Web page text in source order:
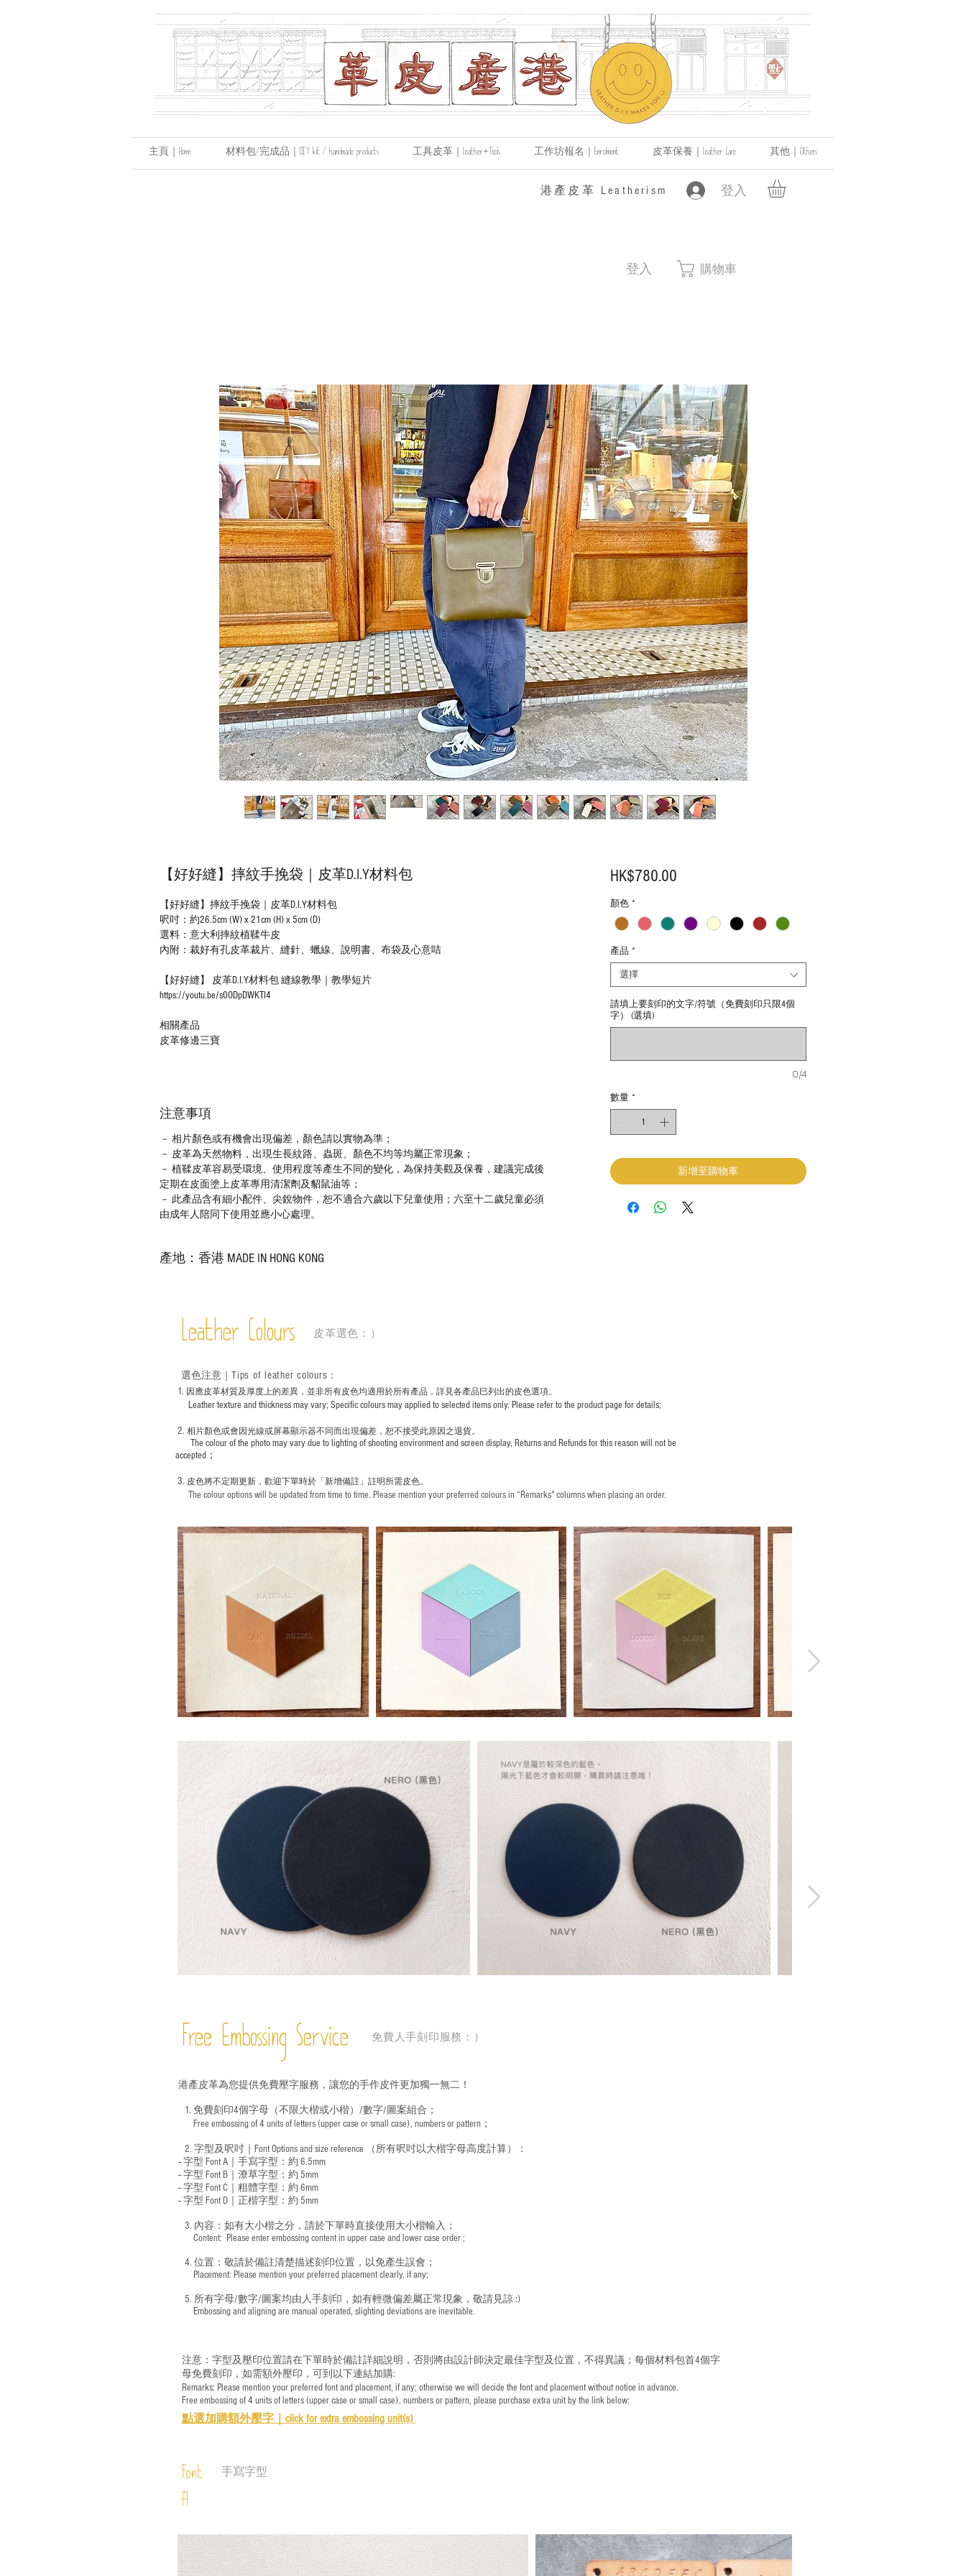
主頁｜Home 材料包/完成品｜DIY kit / handmade products 工具皮革｜Leather+Tools 工作坊報名｜Enrolment 皮革保養｜Leather Care 其他｜Others
登入
​港產皮革 Leatherism
登入 購物車
【好好縫】摔紋手挽袋｜皮革D.I.Y材料包
【好好縫】摔紋手挽袋｜皮革D.I.Y材料包
呎吋：約26.5cm (W) x 21cm (H) x 5cm (D)
選料：意大利摔紋植鞣牛皮
內附：裁好有孔皮革裁片、縫針、蠟線、說明書、布袋及心意咭
【好好縫】 皮革D.I.Y材料包 縫線教學｜教學短片
https://youtu.be/s0ODpDWKTI4
相關產品
皮革修邊三寶
注意事項
－ 相片顏色或有機會出現偏差，顏色請以實物為準；
－ 皮革為天然物料，出現生長紋路、蟲斑、顏色不均等均屬正常現象；
－ 植鞣皮革容易受環境、使用程度等產生不同的變化，為保持美觀及保養，建議完成後
定期在皮面塗上皮革專用清潔劑及貂鼠油等；
－ 此產品含有細小配件、尖銳物件，恕不適合六歲以下兒童使用；六至十二歲兒童必須
由成年人陪同下使用並應小心處理。
產地：香港 MADE IN HONG KONG
HK$780.00價
顏色 *
產品 *
選擇
請填上要刻印的文字/符號（免費刻印只限4個
字） (選填)
0/4
數量 *
新增至購物車
Leather Colours 皮革選色：）
1. ​ 因應皮革材質及厚度上的差異，並非所有皮色均適用於所有產品，詳見各產品巳列出的皮色選項。
Leather texture and thickness may vary; Specific colours may applied to selected items only. Please refer to the product page for details;
2. 相片顏色或會因光線或屏幕顯示器不同而出現偏差，恕不接受此原因之退貨。
The colour of the photo may vary due to lighting of shooting environment and screen display, Returns and Refunds for this reason will not be
accepted；
3. 皮色將不定期更新，歡迎下單時於「新增備註」註明 所需皮色。
The colour options will be updated from time to time. Please mention your preferred colours in “Remarks" columns when placing an order.
選色注意｜ Tips of leather colours ：
Free Embossing Service 免費人手刻印服務：）
港產皮革為您提供免費壓字服務，讓您的手作皮件更加獨一無二！
1. 免費刻印4個字母（不限大楷或小楷）/數字/圖案組合；
Free embossing of 4 units of letters (upper case or small case), numbers or pattern；
2. 字型及呎吋｜ Font Options and size reference
（所有呎吋以大楷字母高度計算）：
-- 字型 Font A｜手寫字型：約 6.5mm
-- 字型 Font B｜潦草字型： 約 5mm
-- 字型 Font C｜粗體字型：約 6mm
-- 字型 Font D｜正楷字型： 約 5mm
3. 內容：如有大小楷之分，請於下單時直接使用大小楷輸入；
​ Content: Please enter embossing content in upper case and lower case order ;
4. 位置：敬請於備註清楚描述刻印位置，以免產生誤會；
​ Placement: Please mention your preferred placement clearly, if any;
5. 所有字母/數字/圖案均由人手刻印，如有輕微偏差屬正常現象，敬請見諒 :)
​ Embossing and aligning are manual operated, slighting deviations are inevitable.
注意：字型及壓印位置請在下單時於備註詳細說明，否則將由設計師決定最佳字型及位置，不得異議；每個材料包首4個字
母免費刻印，如需額外壓印，可到以下連結加購:
Remarks: Please mention your preferred font and placement, if any; otherwise we will decide the font and placement without notice in advance.
Free embossing of 4 units of letters (upper case or small case), numbers or pattern, please purchase extra unit by the link below:
點選加購額外壓字｜ click for extra embossing unit(s)
Font
A
手寫字型